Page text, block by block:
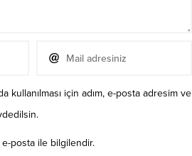
kullanılması için adım, e-posta adresim ve
posta ile bilgilendir.